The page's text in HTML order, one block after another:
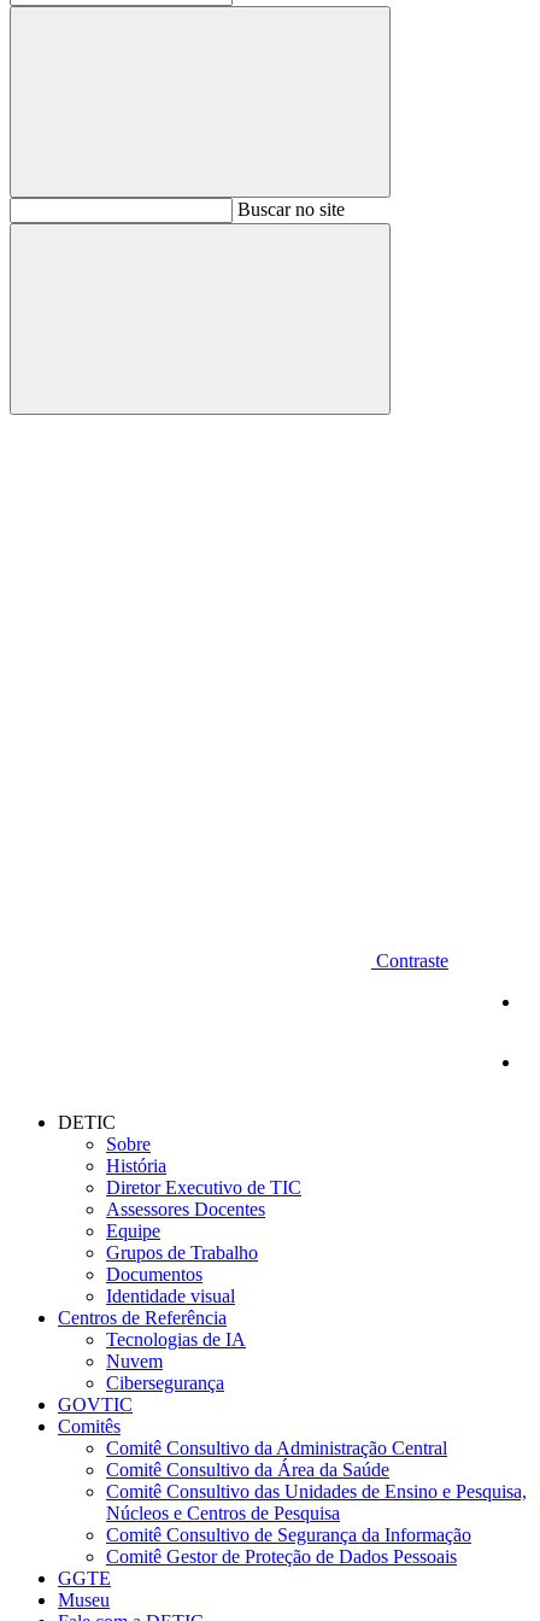
BuscarBuscar no site
Buscar
Contraste
DETIC
Sobre
História
Diretor Executivo de TIC
Assessores Docentes
Equipe
Grupos de Trabalho
Documentos
Identidade visual
Centros de Referência
Tecnologias de IA
Nuvem
Cibersegurança
GOVTIC
Comitês
Comitê Consultivo da Administração Central
Comitê Consultivo da Área da Saúde
Comitê Consultivo das Unidades de Ensino e Pesquisa,
Núcleos e Centros de Pesquisa
Comitê Consultivo de Segurança da Informação
Comitê Gestor de Proteção de Dados Pessoais
GGTE
Museu